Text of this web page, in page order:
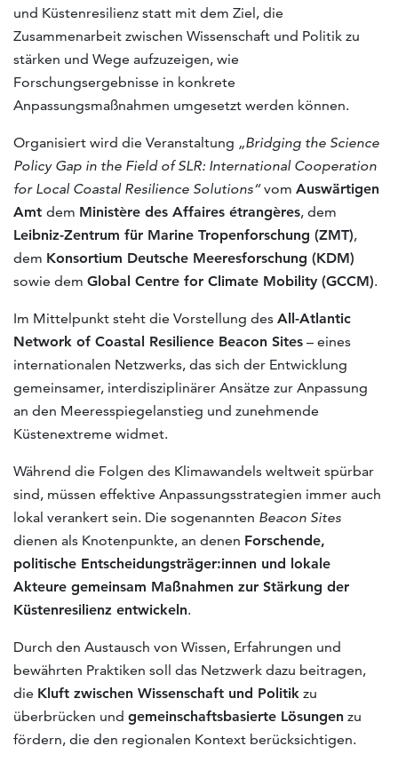
und Küstenresilienz statt mit dem Ziel, die
Zusammenarbeit zwischen Wissenschaft und Politik zu
stärken und Wege aufzuzeigen, wie
Forschungsergebnisse in konkrete
Anpassungsmaßnahmen umgesetzt werden können.
Organisiert wird die Veranstaltung „Bridging the Science
Policy Gap in the Field of SLR: International Cooperation
for Local Coastal Resilience Solutions“vom Auswärtigen
Amt dem Ministère des Affaires étrangères, dem
Leibniz-Zentrum für Marine Tropenforschung (ZMT),
dem Konsortium Deutsche Meeresforschung (KDM)
sowie dem Global Centre for Climate Mobility (GCCM).
Im Mittelpunkt steht die Vorstellung des All-Atlantic
Network of Coastal Resilience Beacon Sites – eines
internationalen Netzwerks, das sich der Entwicklung
gemeinsamer, interdisziplinärer Ansätze zur Anpassung
an den Meeresspiegelanstieg und zunehmende
Küstenextreme widmet.
Während die Folgen des Klimawandels weltweit spürbar
sind, müssen effektive Anpassungsstrategien immer auch
lokal verankert sein. Die sogenannten Beacon Sites
dienen als Knotenpunkte, an denen Forschende,
politische Entscheidungsträger:innen und lokale
Akteure gemeinsam Maßnahmen zur Stärkung der
Küstenresilienz entwickeln.
Durch den Austausch von Wissen, Erfahrungen und
bewährten Praktiken soll das Netzwerk dazu beitragen,
die Kluft zwischen Wissenschaft und Politik zu
überbrücken und gemeinschaftsbasierte Lösungen zu
fördern, die den regionalen Kontext berücksichtigen.